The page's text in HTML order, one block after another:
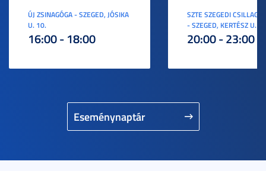
Eseménynaptár
ÚJ ZSINAGÓGA - SZEGED, JÓSIKA
U. 10.
16:00 - 18:00
SZTE SZEGEDI
- SZEGED, KERTÉSZ U. 3.
20:00 - 23:00